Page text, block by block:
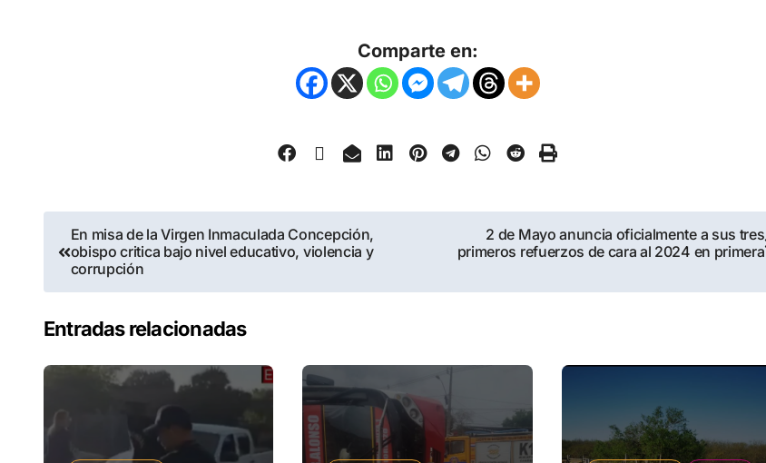
Comparte en:
En misa de la Virgen Inmaculada Concepción,
obispo critica bajo nivel educativo, violencia y
corrupción
2 de Mayo anuncia oficialmente a sus tres
primeros refuerzos de cara al 2024 en primera
Entradas relacionadas